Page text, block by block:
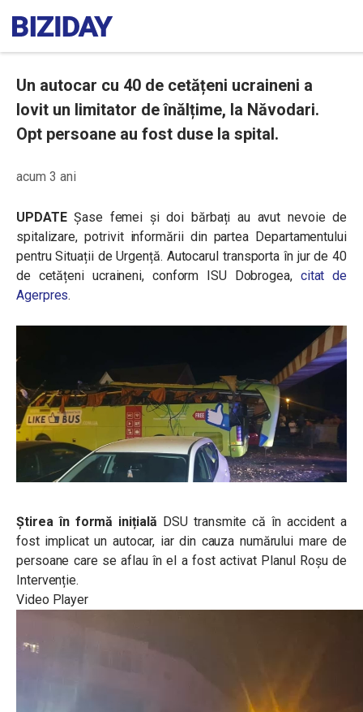
Un autocar cu 40 de cetățeni ucraineni a
lovit un limitator de înălțime, la Năvodari.
Opt persoane au fost duse la spital.
acum 3 ani
UPDATEȘase femei și doi bărbați au avut nevoie de
spitalizare, potrivit informării din partea Departamentului
pentru Situații de Urgență. Autocarul transporta în jur de 40
de cetățeni ucraineni, conform ISU Dobrogea, citat de
Agerpres.
Știrea în formă inițială DSU transmite că în accident a
fost implicat un autocar, iar din cauza numărului mare de
persoane care se aflau în el a fost activat Planul Roșu de
Intervenție.
Video Player